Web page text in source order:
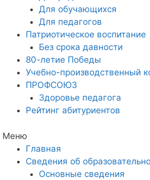
Для обучающихся
Для педагогов
Патриотическое воспитание
Без срока давности
80-летие Победы
Учебно-производственный
ПРОФСОЮЗ
Здоровье педагога
Рейтинг абитуриентов
Меню
Главная
Сведения об
Основные сведения